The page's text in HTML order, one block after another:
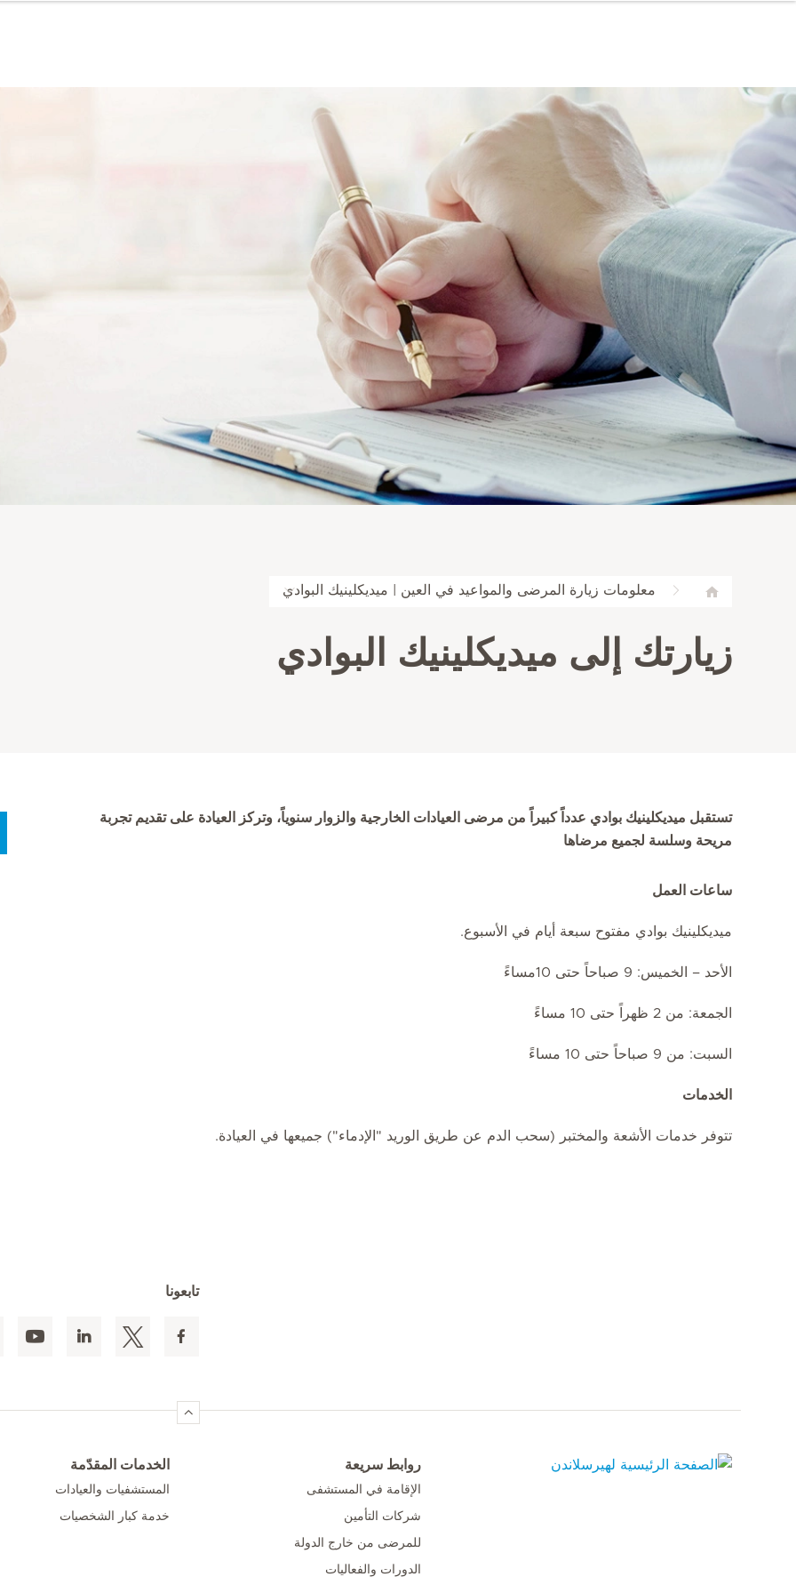
معلومات زيارة المرضى والمواعيد في العين | ميديكلينيك البوادي
زيارتك إلى ميديكلينيك البوادي
تستقبل ميديكلينيك بوادي عدداً كبيراً من مرضى العيادات الخارجية والزوار سنوياً، وتركز العيادة على تقديم تجربة
مريحة وسلسة لجميع مرضاها
ساعات العمل
ميديكلينيك بوادي مفتوح سبعة أيام في الأسبوع.
الأحد – الخميس: 9 صباحاً حتى 10مساءً
الجمعة: من 2 ظهراً حتى 10 مساءً
السبت: من 9 صباحاً حتى 10 مساءً
الخدمات
تتوفر خدمات الأشعة والمختبر (سحب الدم عن طريق الوريد "الإدماء") جميعها في العيادة.
تابعونا
روابط سريعة
الإقامة في المستشفى
شركات التأمين
للمرضى من خارج الدولة
الدورات والفعاليات
الخدمات المقدّمة
المستشفيات والعيادات
خدمة كبار الشخصيات